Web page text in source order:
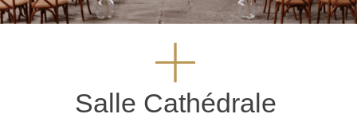
Salle Cathédrale